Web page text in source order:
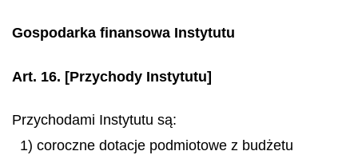
Gospodarka finansowa Instytutu
Art. 16. [Przychody Instytutu]
Przychodami Instytutu są:
1) coroczne dotacje podmiotowe z budżetu